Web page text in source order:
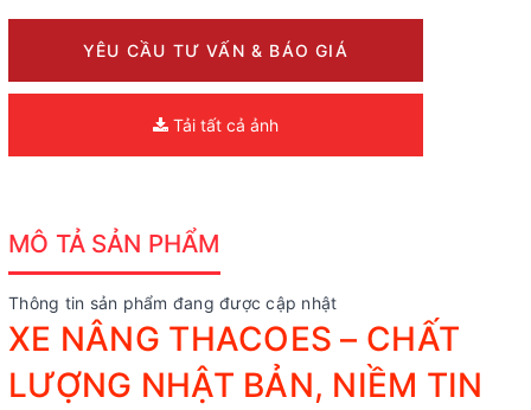
YÊU CẦU TƯ VẤN & BÁO GIÁ
Tải tất cả ảnh
MÔ TẢ SẢN PHẨM
Thông tin sản phẩm đang được cập nhật
XE NÂNG THACOES – CHẤT
LƯỢNG NHẬT BẢN, NIỀM TIN